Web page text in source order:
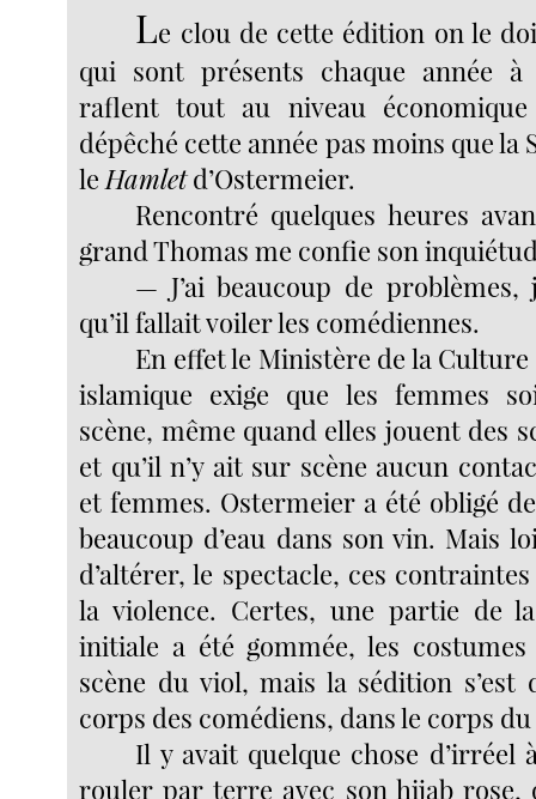
Le clou de cette édition on le
qui sont présents chaque année
raflent tout au niveau
dépêché cette année pas moins que la
leHamletd’Ostermeier.
Rencontré quelques heures
grand Thomas me confie son
— J’ai beaucoup de problèmes,
qu’il fallait voiler les comédiennes.
En effet le Ministère de la
islamique exige que les femmes
scène, même quand elles jouent des
et qu’il n’y ait sur scène aucun
et femmes. Ostermeier a été obligé
beaucoup d’eau dans son vin. Mais
d’altérer, le spectacle, ces
la violence. Certes, une partie de
initiale a été gommée, les
scène du viol, mais la sédition s’est
corps des comédiens, dans le corps
Il y avait quelque chose d’irréel
rouler par terre avec son hijab rose,